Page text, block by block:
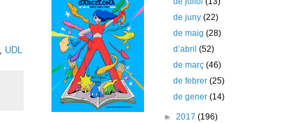
UDL
de juny(22)
de maig(28)
d’abril(52)
de març(46)
de febrer(25)
de gener(14)
► 2017 (196)